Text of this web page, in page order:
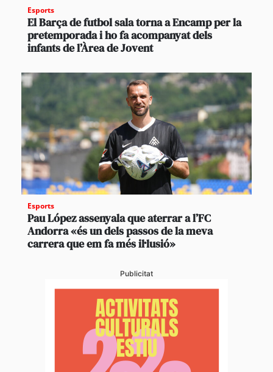
Esports
El Barça de futbol sala torna a Encamp per la
pretemporada i ho fa acompanyat dels
infants de l’Àrea de Jovent
Esports
Pau López assenyala que aterrar a l’FC
Andorra «és un dels passos de la meva
carrera que em fa més il·lusió»
Publicitat